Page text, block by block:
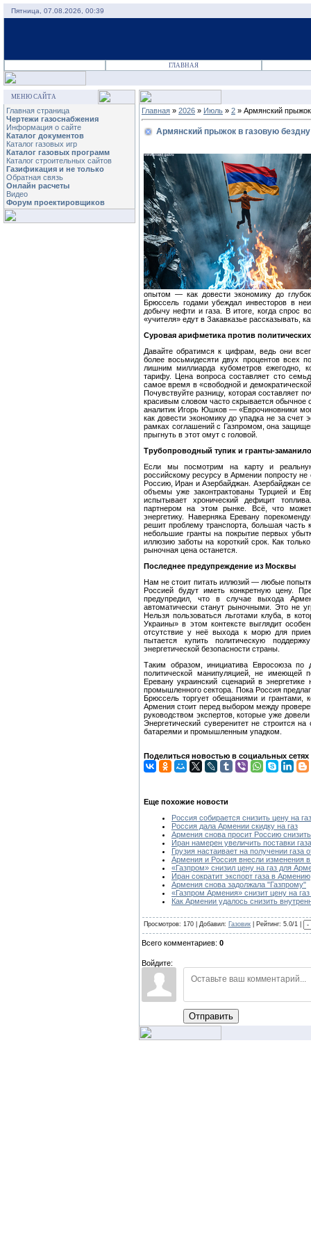
Пятница, 07.08.2026, 00:39
ГЛАВНАЯ
МЕНЮ САЙТА
Главная страница
Чертежи газоснабжения
Информация о сайте
Каталог документов
Каталог газовых игр
Каталог газовых программ
Каталог строительных сайтов
Газификация и не только
Обратная связь
Онлайн расчеты
Видео
Форум проектировщиков
Главная » 2026 » Июль » 2 » Армянский
Армянский прыжок в газовую бездну
опытом — как довести экономику до
Брюссель годами убеждал инвесторов в
добычу нефти и газа. В итоге, когда спрос
«учителя» едут в Закавказье рассказывать,
Суровая арифметика против
Давайте обратимся к цифрам, ведь они
более восьмидесяти двух процентов всех
лишним миллиарда кубометров ежегодно,
тарифу. Цена вопроса составляет сто
самое время в «свободной и
Почувствуйте разницу, которая составляет
красивым словом часто скрывается обычное
аналитик Игорь Юшков — «Еврочиновники
как довести экономику до упадка не за
рамках соглашений с Газпромом, она
прыгнуть в этот омут с головой.
Трубопроводный тупик и гранты-
Если мы посмотрим на карту и
российскому ресурсу в Армении попросту
Россию, Иран и Азербайджан. Азербайджан
объемы уже законтрактованы Турцией и
испытывает хронический дефицит
партнером на этом рынке. Всё, что
энергетику. Наверняка Еревану
решит проблему транспорта, большая часть
небольшие гранты на покрытие первых
иллюзию заботы на короткий срок. Как
рыночная цена останется.
Последнее предупреждение из Москвы
Нам не стоит питать иллюзий — любые
Россией будут иметь конкретную цену.
предупредил, что в случае выхода
автоматически станут рыночными. Это не
Нельзя пользоваться льготами клуба, в
Украины» в этом контексте выглядит
отсутствие у неё выхода к морю для
пытается купить политическую
энергетической безопасности страны.
Таким образом, инициатива Евросоюза по
политической манипуляцией, не имеющей
Еревану украинский сценарий в
промышленного сектора. Пока Россия
Брюссель торгует обещаниями и грантами,
Армения стоит перед выбором между
руководством экспертов, которые уже
Энергетический суверенитет не строится
батареями и промышленным упадком.
Поделиться новостью в социальных сетях
Еще похожие новости
Россия собирается снизить цену на
Россия дала Армении скидку на газ
Армения снова просит Россию снизить
Иран намерен увеличить поставки
Грузия настаивает на получении
Армения и Россия внесли изменения в
«Газпром» снизил цену на газ для
Иран сократит экспорт газа в Армению
Армения снова задолжала "Газпрому"
«Газпром Армения» снизит цену на
Как Армении удалось снизить
Просмотров: 170 | Добавил: Газовик | Рейтинг: 5.0/1 |
Всего комментариев: 0
Войдите:
Отправить